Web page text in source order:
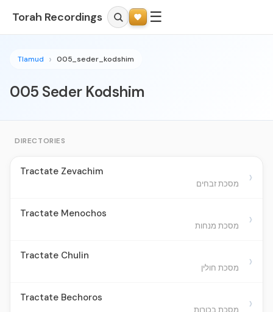
Torah Recordings ☰
Tlamud 005_seder_kodshim
005 Seder Kodshim
DIRECTORIES
Tractate Zevachim
מסכת זבחים ›
Tractate Menochos
מסכת מנחות ›
Tractate Chulin
מסכת חולין ›
Tractate Bechoros
מסכת בכורות ›